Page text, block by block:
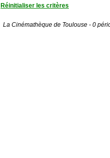
Réinitialiser les critères
La Cinémathèque de Toulouse - 0